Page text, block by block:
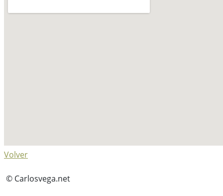
Volver
© Carlosvega.net